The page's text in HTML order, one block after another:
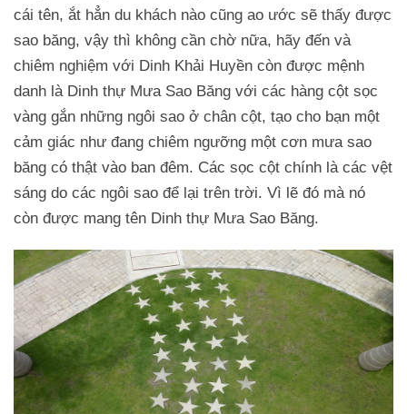
cái tên, ắt hẳn du khách nào cũng ao ước sẽ thấy được
sao băng, vậy thì không cần chờ nữa, hãy đến và
chiêm nghiệm với Dinh Khải Huyền còn được mệnh
danh là Dinh thự Mưa Sao Băng với các hàng cột sọc
vàng gắn những ngôi sao ở chân cột, tạo cho bạn một
cảm giác như đang chiêm ngưỡng một cơn mưa sao
băng có thật vào ban đêm. Các sọc cột chính là các vệt
sáng do các ngôi sao để lại trên trời. Vì lẽ đó mà nó
còn được mang tên Dinh thự Mưa Sao Băng.